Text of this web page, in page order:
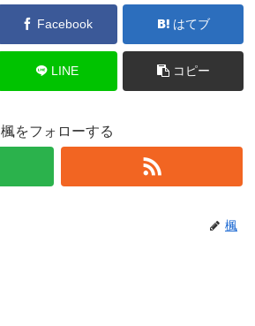
Facebook はてブ
LINE コピー
楓をフォローする
楓